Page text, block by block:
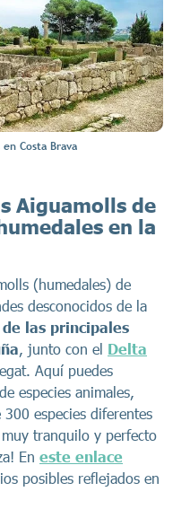
Costa Brava
Aiguamolls de
en la
(humedales) de
desconocidos de la
de las principales
, junto con el Delta
Aquí puedes
especies animales,
especies diferentes
tranquilo y perfecto
En este enlace
posibles reflejados en